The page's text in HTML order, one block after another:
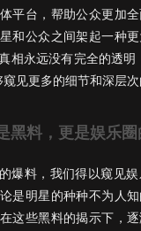
平台，帮助公众更加
和公众之间架起一种
相永远没有完全的透明
见更多的细节和深层次
黑料，更是娱乐
爆料，我们得以窥见
是明星的种种不为人
这些黑料的揭示下，